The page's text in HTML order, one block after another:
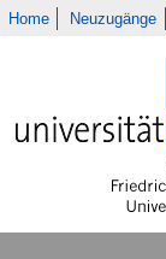
Home Neuzugänge